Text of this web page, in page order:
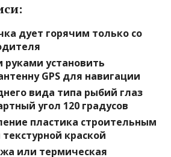
дует горячим только со
руками установить
GPS для навигации
вида типа рыбий глаз
угол 120 градусов
пластика строительным
краской
или термическая